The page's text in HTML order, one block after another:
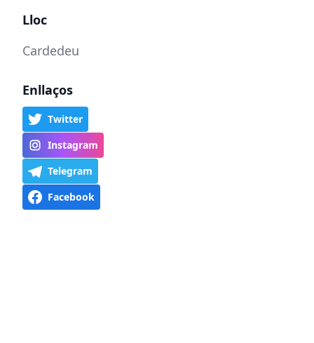
Lloc
Cardedeu
Enllaços
Twitter
Instagram
Telegram
Facebook